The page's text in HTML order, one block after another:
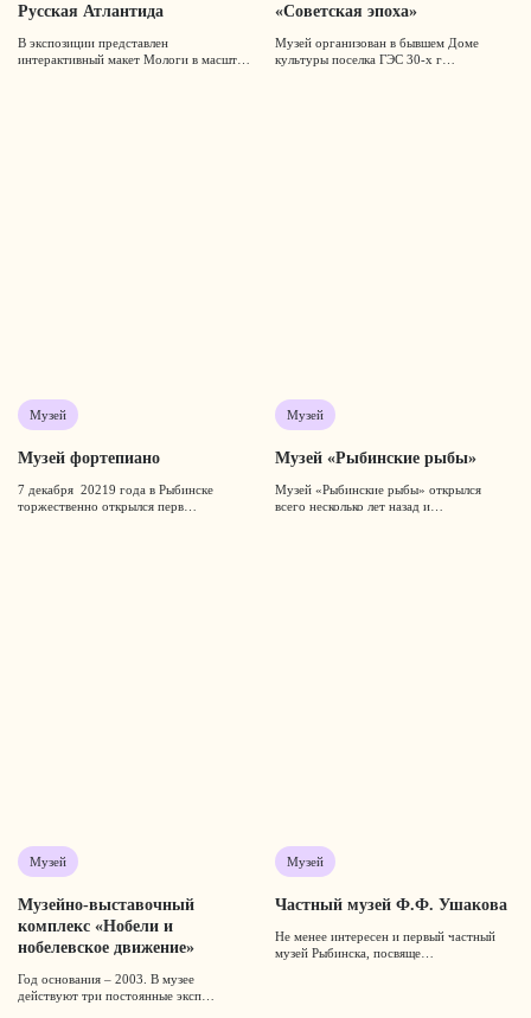
Русская Атлантида
В экспозиции представлен
интерактивный макет Мологи в масшт…
«Советская эпоха»
Музей организован в бывшем Доме
культуры поселка ГЭС 30-х г…
Музей
Музей фортепиано
7 декабря 20219 года в Рыбинске
торжественно открылся перв…
Музей
Музей «Рыбинские рыбы»
Музей «Рыбинские рыбы» открылся
всего несколько лет назад и…
Музей
Музейно-выставочный
комплекс «Нобели и
нобелевское движение»
Год основания – 2003. В музее
действуют три постоянные эксп…
Музей
Частный музей Ф.Ф. Ушакова
Не менее интересен и первый частный
музей Рыбинска, посвяще…